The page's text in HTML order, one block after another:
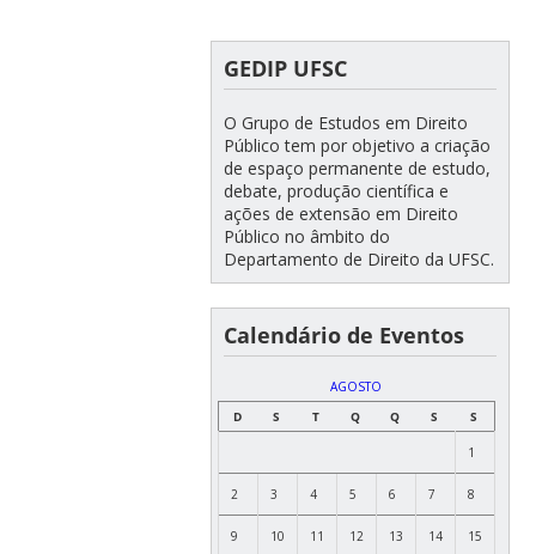
GEDIP UFSC
O Grupo de Estudos em Direito
Público tem por objetivo a criação
de espaço permanente de estudo,
debate, produção científica e
ações de extensão em Direito
Público no âmbito do
Departamento de Direito da UFSC.
Calendário de Eventos
AGOSTO
D
S T Q Q S S
1
2 3 4 5 6 7 8
9 10 11 12 13 14 15